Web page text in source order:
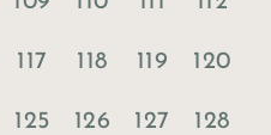
117 118 119 120
125 126 127 128